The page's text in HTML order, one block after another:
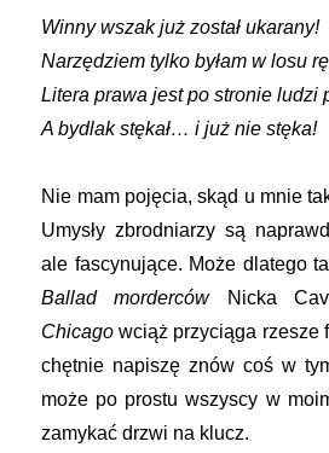
Winny wszak już został ukarany!
Narzędziem tylko byłam w losu
Litera prawa jest po stronie ludzi
A bydlak stękał… i już nie stęka!
Nie mam pojęcia, skąd u mnie
Umysły zbrodniarzy są
ale fascynujące. Może dlatego
Ballad mordercówNicka
Chicago wciąż przyciąga rzesze
chętnie napiszę znów coś w
może po prostu wszyscy w
zamykać drzwi na klucz.